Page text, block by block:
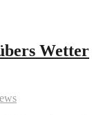
Wetter